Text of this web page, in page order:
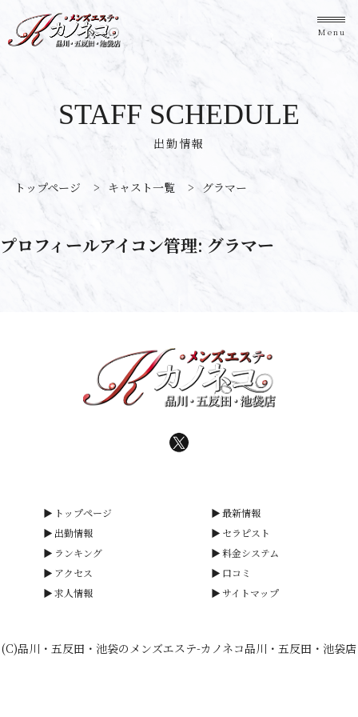
Menu
出勤情報
STAFF SCHEDULE
トップページ > キャスト一覧 > グラマー
プロフィールアイコン管理: グラマー
トップページ
最新情報
出勤情報
セラピスト
ランキング
料金システム
アクセス
口コミ
求人情報
サイトマップ
(C)品川・五反田・池袋のメンズエステ-カノネコ品川・五反田・池袋店